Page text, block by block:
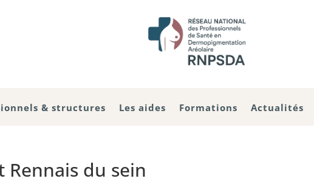
& structures Les aides Formations Actualités
Rennais du sein